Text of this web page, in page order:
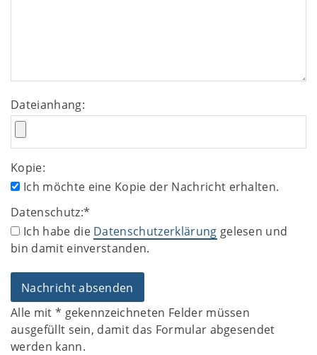
Dateianhang:
Kopie:
Ich möchte eine Kopie der Nachricht erhalten.
Datenschutz:*
Ich habe die Datenschutzerklärung gelesen und
bin damit einverstanden.
Alle mit * gekennzeichneten Felder müssen
ausgefüllt sein, damit das Formular abgesendet
werden kann.